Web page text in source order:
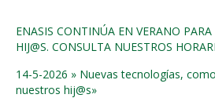
ENASIS CONTINÚA EN VERANO PARA
HIJ@S. CONSULTA NUESTROS
14-5-2026 » Nuevas tecnologías,
nuestros hij@s»